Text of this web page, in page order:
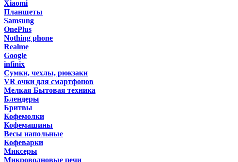
Xiaomi
Планшеты
Samsung
OnePlus
Nothing phone
Realme
Google
infinix
Сумки, чехлы, рюкзаки
VR очки для смартфонов
Мелкая Бытовая техника
Блендеры
Бритвы
Кофемолки
Кофемашины
Весы напольные
Кофеварки
Миксеры
Микроволновые печи